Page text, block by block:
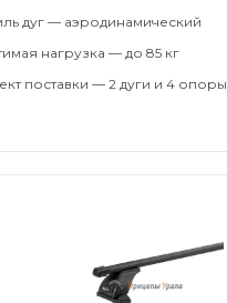
дуг — аэродинамический
нагрузка — до 85 кг
поставки — 2 дуги и 4 опоры